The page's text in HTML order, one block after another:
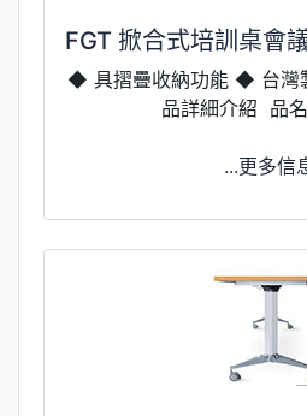
FGT 掀合式培訓桌會
◆ 具摺疊收納功能 ◆ 台灣
品詳細介紹 品
...更多信